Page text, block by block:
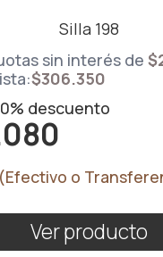
Silla 198
sin interés de $
$306.350
descuento
o
Ver producto